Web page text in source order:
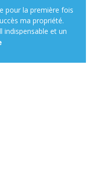
pour la première fois
ma propriété.
indispensable et un
pour vendre sa
à Kiiji qui est un